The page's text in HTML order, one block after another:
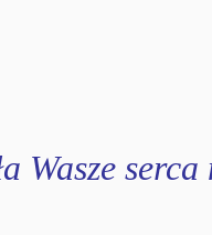
Wasze serca